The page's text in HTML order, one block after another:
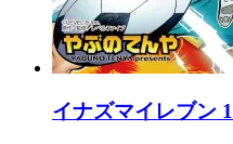
イナズマイレブン 1